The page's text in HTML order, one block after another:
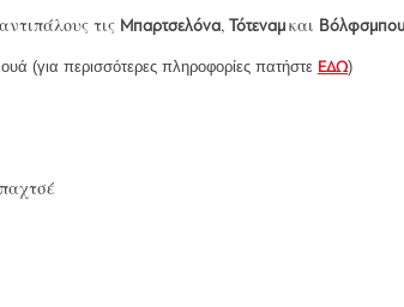
τις Μπαρτσελόνα, Τότεναμ και
(για περισσότερες πληροφορίες πατήστε ΕΔΩ)